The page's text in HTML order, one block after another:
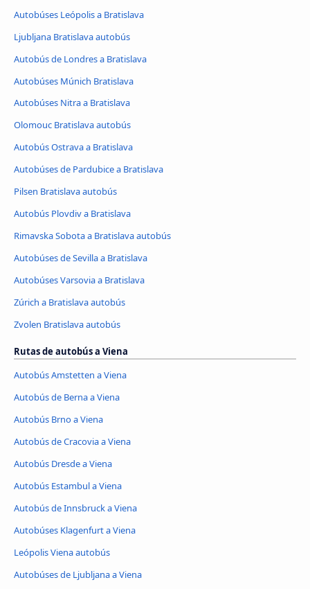
Autobúses Leópolis a Bratislava
Ljubljana Bratislava autobús
Autobús de Londres a Bratislava
Autobúses Múnich Bratislava
Autobúses Nitra a Bratislava
Olomouc Bratislava autobús
Autobús Ostrava a Bratislava
Autobúses de Pardubice a Bratislava
Pilsen Bratislava autobús
Autobús Plovdiv a Bratislava
Rimavska Sobota a Bratislava autobús
Autobúses de Sevilla a Bratislava
Autobúses Varsovia a Bratislava
Zúrich a Bratislava autobús
Zvolen Bratislava autobús
Rutas de autobús a Viena
Autobús Amstetten a Viena
Autobús de Berna a Viena
Autobús Brno a Viena
Autobús de Cracovia a Viena
Autobús Dresde a Viena
Autobús Estambul a Viena
Autobús de Innsbruck a Viena
Autobúses Klagenfurt a Viena
Leópolis Viena autobús
Autobúses de Ljubljana a Viena